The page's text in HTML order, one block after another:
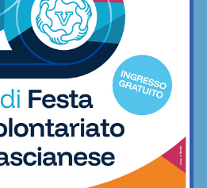
del nuovo allenatore
Lilliano e il ripescaggio in
“Una gioia immensa. Pronti
la nuova avventura”
al lavoro per la stagione
sospeso ancora tra due